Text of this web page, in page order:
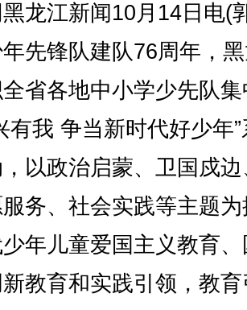
江新闻10月14日电(
年先锋队建队76周年，
省各地中小学少先队
有我 争当新时代好少年
以政治启蒙、卫国戍
务、社会实践等主题
年儿童爱国主义教育
教育和实践引领，教